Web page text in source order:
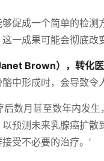
促成一个简单的检
一成果可能会彻底改
Brown），转化医
中形成时，会导致令
后数月甚至数年内发
预测未来乳腺癌扩
受不必要的治疗。’